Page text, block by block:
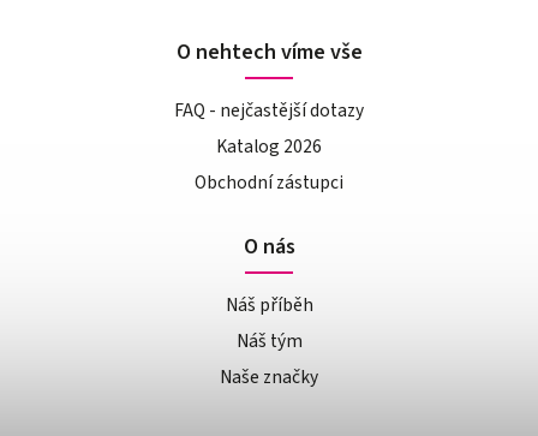
O nehtech víme vše
FAQ - nejčastější dotazy
Katalog 2026
Obchodní zástupci
O nás
Náš příběh
Náš tým
Naše značky